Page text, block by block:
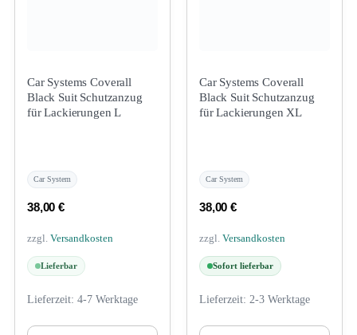
Car Systems Coverall
Black Suit Schutzanzug
für Lackierungen L
Car System
38,00€
zzgl. Versandkosten
Lieferbar
Lieferzeit: 4-7 Werktage
Car Systems Coverall
Black Suit Schutzanzug
für Lackierungen XL
Car System
38,00€
zzgl. Versandkosten
Sofort lieferbar
Lieferzeit: 2-3 Werktage